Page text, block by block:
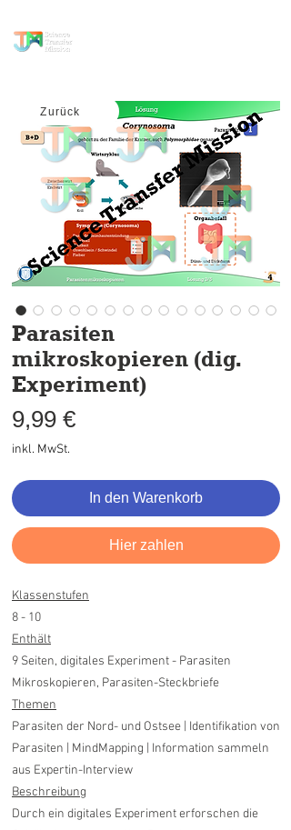
Parasiten
mikroskopieren (dig.
Experiment)
9,99 €Preis
inkl. MwSt.
In den Warenkorb
Hier zahlen
Klassenstufen
8 - 10
Enthält
9 Seiten, digitales Experiment - Parasiten
Mikroskopieren, Parasiten-Steckbriefe
Themen
Parasiten der Nord- und Ostsee | Identifikation von
Parasiten | MindMapping | Information sammeln
aus Expertin-Interview
Beschreibung
Durch ein digitales Experiment erforschen die
Zurück